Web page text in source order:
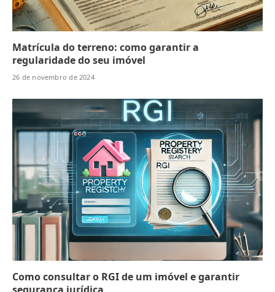
Matrícula do terreno: como garantir a
regularidade do seu imóvel
26 de novembro de 2024
Como consultar o RGI de um imóvel e garantir